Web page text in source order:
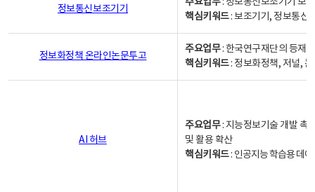
정보통신보조기기
핵심키워드: 보조기기, 정보통신
정보화정책 온라인논문투고
주요업무: 한국연구재단의 등재
핵심키워드: 정보화정책, 저널,
AI 허브
주요업무: 지능정보기술 개발 촉
및 활용 확산
핵심키워드: 인공지능 학습용 데